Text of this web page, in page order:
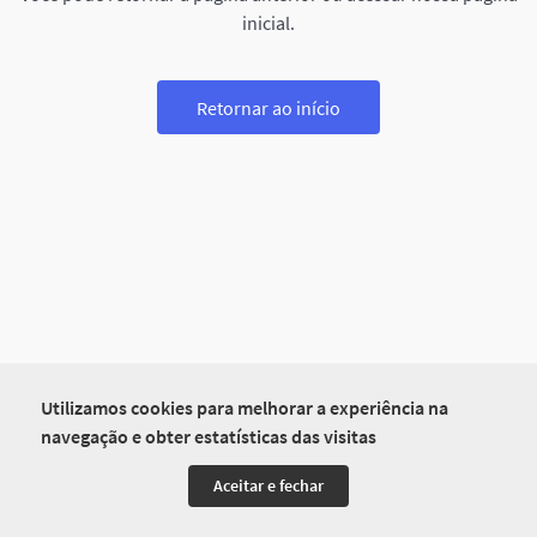
Utilizamos cookies para melhorar a experiência na
navegação e obter estatísticas das visitas
Aceitar e fechar
inicial.
Retornar ao início